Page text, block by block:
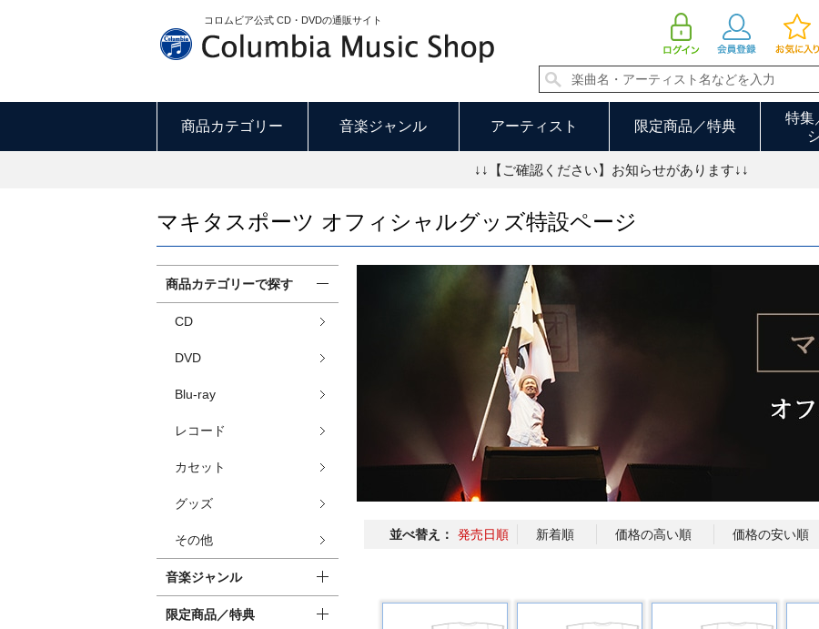
コロムビア公式 CD・DVDの通販サイト
商品カテゴリー 音楽ジャンル アーティスト 限定商品／特典
特集
↓↓【ご確認ください】お知らせがあります↓↓
マキタスポーツ オフィシャルグッズ特設ページ
並べ替え： 発売日順 新着順 価格の高い順 価格の安い順
商品カテゴリーで探す
CD
DVD
Blu-ray
レコード
カセット
グッズ
その他
音楽ジャンル
限定商品／特典